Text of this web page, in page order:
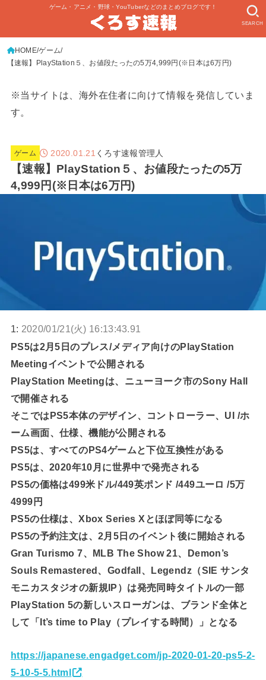
ゲーム・アニメ・野球・YouTuberなどのまとめブログです！
SEARCH
HOME ゲーム
【速報】PlayStation５、お値段たったの5万4,999円(※日本は6万円)
※当サイトは、海外在住者に向けて情報を発信していま
す。
ゲーム 2020.01.21 くろす速報管理人
【速報】PlayStation５、お値段たったの5万
4,999円(※日本は6万円)
1: 2020/01/21(火) 16:13:43.91
PS5は2月5日のプレス/メディア向けのPlayStation
Meetingイベントで公開される
PlayStation Meetingは、ニューヨーク市のSony Hall
で開催される
そこではPS5本体のデザイン、コントローラー、UI /ホ
ーム画面、仕様、機能が公開される
PS5は、すべてのPS4ゲームと下位互換性がある
PS5は、2020年10月に世界中で発売される
PS5の価格は499米ドル/449英ポンド /449ユーロ /5万
4999円
PS5の仕様は、Xbox Series Xとほぼ同等になる
PS5の予約注文は、2月5日のイベント後に開始される
Gran Turismo 7、MLB The Show 21、Demon’s
Souls Remastered、Godfall、Legendz（SIE サンタ
モニカスタジオの新規IP）は発売同時タイトルの一部
PlayStation 5の新しいスローガンは、ブランド全体と
して「It’s time to Play（プレイする時間）」となる
https://japanese.engadget.com/jp-2020-01-20-ps5-2-
5-10-5-5.html